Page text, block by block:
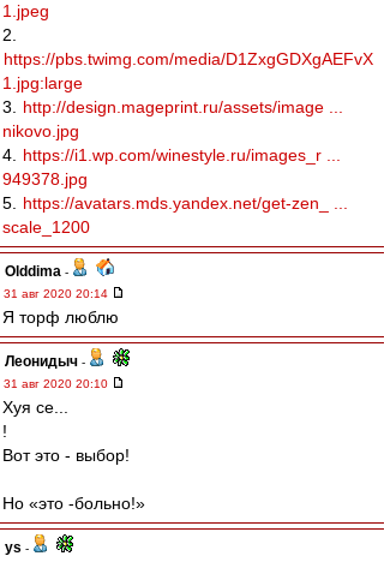
1.jpeg
2.
https://pbs.twimg.com/media/D1ZxgGDXgAEFvX
1.jpg:large
3.
http://design.mageprint.ru/assets/image ...
nikovo.jpg
4.
https://i1.wp.com/winestyle.ru/images_r ...
949378.jpg
5.
https://avatars.mds.yandex.net/get-zen_ ...
scale_1200
Olddima -
31 авг 2020 20:14
Я торф люблю
Леонидыч -
31 авг 2020 20:10
Хуя се...
!
Вот это - выбор!
Но «это -больно!»
ys -